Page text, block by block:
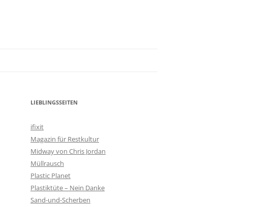
LIEBLINGSSEITEN
ifixit
Magazin für Restkultur
Midway von Chris Jordan
Müllrausch
Plastic Planet
Plastiktüte – Nein Danke
Sand-und-Scherben